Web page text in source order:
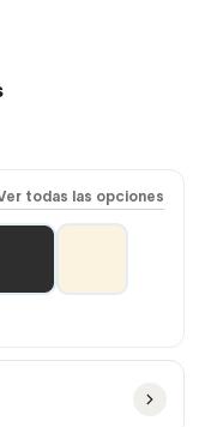
todas las opciones